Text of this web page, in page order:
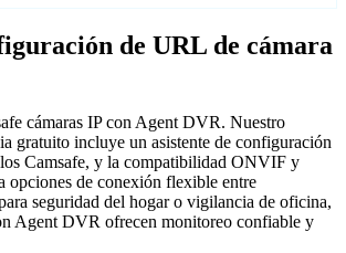
de URL de cámara
cámaras IP con Agent DVR. Nuestro
gratuito incluye un asistente de configuración
Camsafe, y la compatibilidad ONVIF y
opciones de conexión flexible entre
seguridad del hogar o vigilancia de oficina,
Agent DVR ofrecen monitoreo confiable y